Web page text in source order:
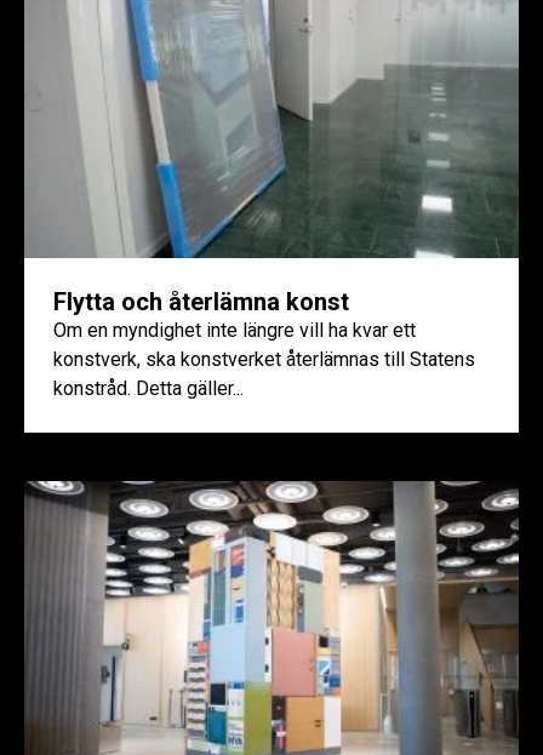
Flytta och återlämna konst
Om en myndighet inte längre vill ha kvar ett
konstverk, ska konstverket återlämnas till Statens
konstråd. Detta gäller...